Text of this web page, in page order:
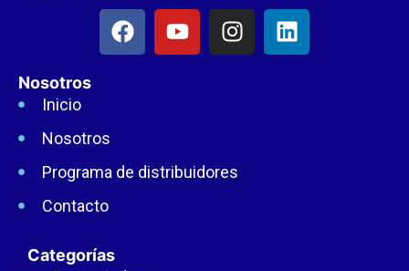
Nosotros
Inicio
Nosotros
Programa de distribuidores
Contacto
Categorías